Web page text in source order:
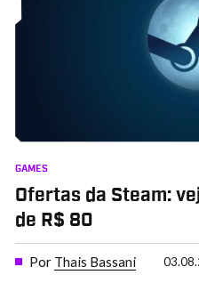
GAMES
Ofertas da Steam:
de R$ 80
Por Thais Bassani